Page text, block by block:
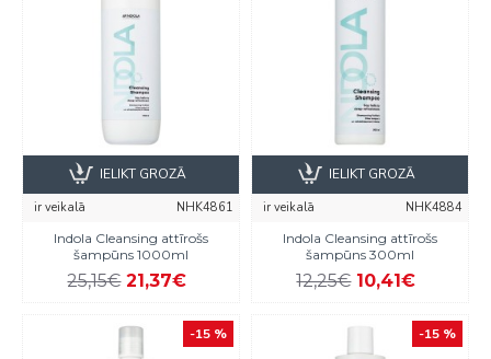
ir veikalā
NHK4861
Indola Cleansing attīrošs
šampūns 1000ml
25,15€ 21,37€
IELIKT GROZĀ
ir veikalā
NHK4884
Indola Cleansing attīrošs
šampūns 300ml
12,25€ 10,41€
IELIKT GROZĀ
-15 % -15 %